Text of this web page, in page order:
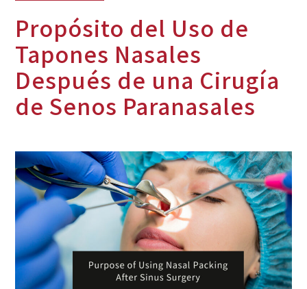
Propósito del Uso de
Tapones Nasales
Después de una Cirugía
de Senos Paranasales